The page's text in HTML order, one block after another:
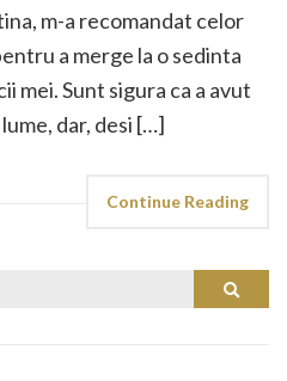
m-a recomandat celor
a merge la o sedinta
mei. Sunt sigura ca a avut
dar, desi […]
Continue Reading
Search